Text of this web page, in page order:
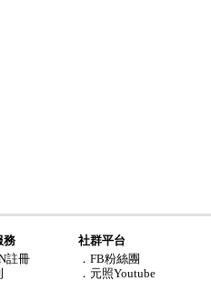
務
註冊
社群平台
．FB粉絲團
．元照Youtube